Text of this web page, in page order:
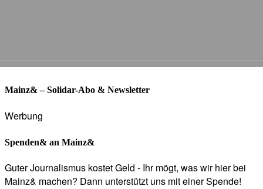
Mainz& – Solidar-Abo & Newsletter
Werbung
Spenden& an Mainz&
Guter Journalismus kostet Geld - Ihr mögt, was wir hier bei
Mainz& machen? Dann unterstützt uns mit einer Spende!